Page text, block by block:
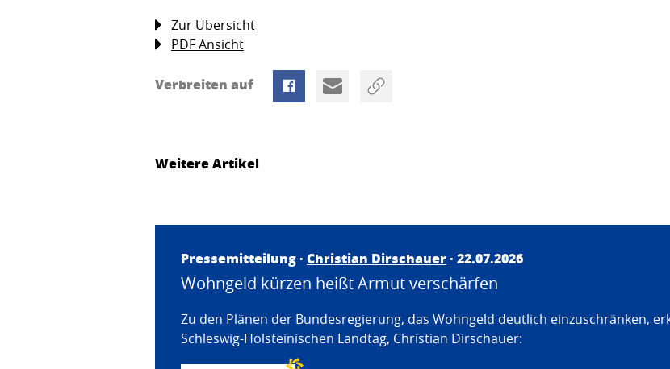
Zur Übersicht
PDF Ansicht
Verbreiten auf
Weitere Artikel
Pressemitteilung · Christian Dirschauer· 22.07.2026
Wohngeld kürzen heißt Armut verschärfen
Zu den Plänen der Bundesregierung, das Wohngeld deutlich einzuschränken,
Schleswig-Holsteinischen Landtag, Christian Dirschauer: